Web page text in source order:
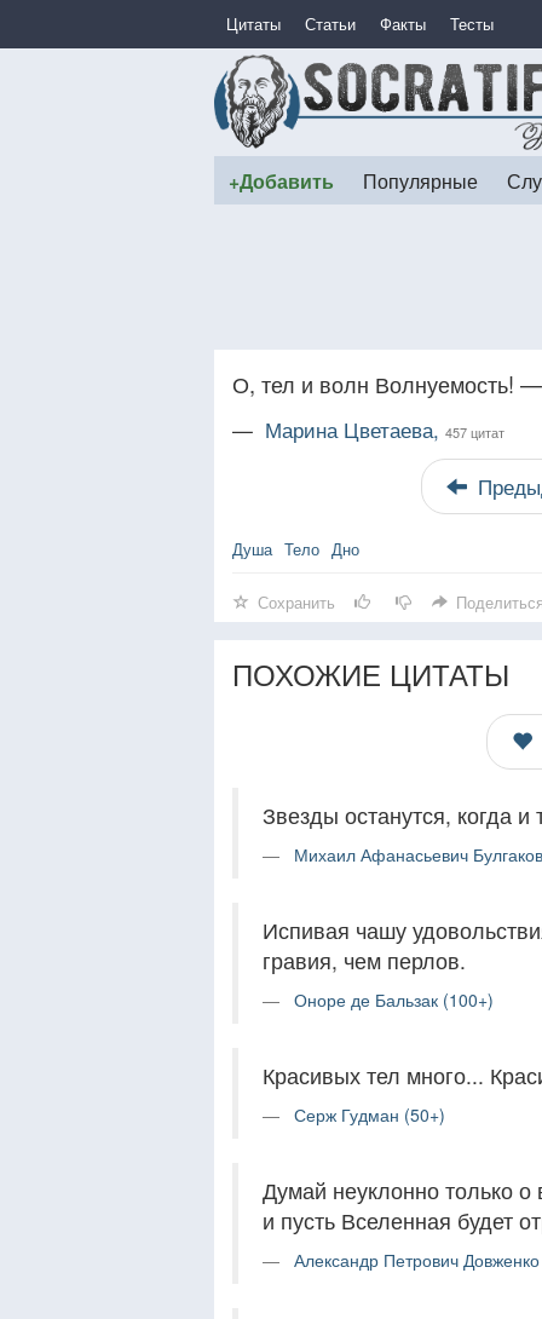
Цитаты Статьи Факты Тесты
+Добавить Популярные
О, тел и волн
— Марина Цветаева, 457 цитат
Душа Тело Дно
Сохранить Поделиться
ПОХОЖИЕ ЦИТАТЫ
Звезды останутся, когда
Михаил Афанасьевич
Испивая чашу
гравия, чем перлов.
Оноре де Бальзак (100+)
Красивых тел много...
Серж Гудман (50+)
Думай неуклонно только
и пусть Вселенная будет
Александр Петрович